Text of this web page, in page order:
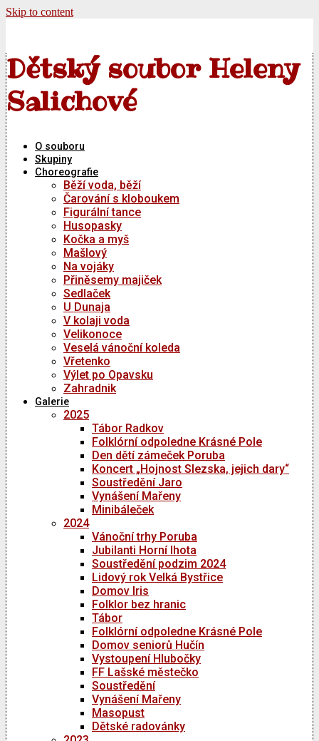
Skip to content
Dětský soubor Heleny
Salichové
O souboru
Skupiny
Choreografie
Běží voda, běží
Čarování s kloboukem
Figurální tance
Husopasky
Kočka a myš
Mašlový
Na vojáky
Přiněsemy majiček
Sedlaček
U Dunaja
V kolaji voda
Velikonoce
Veselá vánoční koleda
Vřetenko
Výlet po Opavsku
Zahradnik
Galerie
2025
Tábor Radkov
Folklórní odpoledne Krásné Pole
Den dětí zámeček Poruba
Koncert „Hojnost Slezska, jejich dary“
Soustředění Jaro
Vynášení Mařeny
Minibáleček
2024
Vánoční trhy Poruba
Jubilanti Horní lhota
Soustředění podzim 2024
Lidový rok Velká Bystřice
Domov Iris
Folklor bez hranic
Tábor
Folklórní odpoledne Krásné Pole
Domov seniorů Hučín
Vystoupení Hlubočky
FF Lašské městečko
Soustředění
Vynášení Mařeny
Masopust
Dětské radovánky